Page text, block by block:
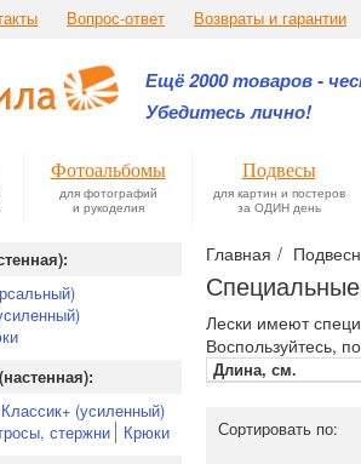
Вопрос-ответ Возвраты и гарантии
Ещё 2000 товаров -
Убедитесь лично!
Фотоальбомы
для фотографий
и рукоделия
Подвесы
для картин и постеров
за ОДИН день
Главная
(усиленный)
стержни
Крюки
Лески имеют
Воспользуйтесь,
Длина, см.
Сортировать по: